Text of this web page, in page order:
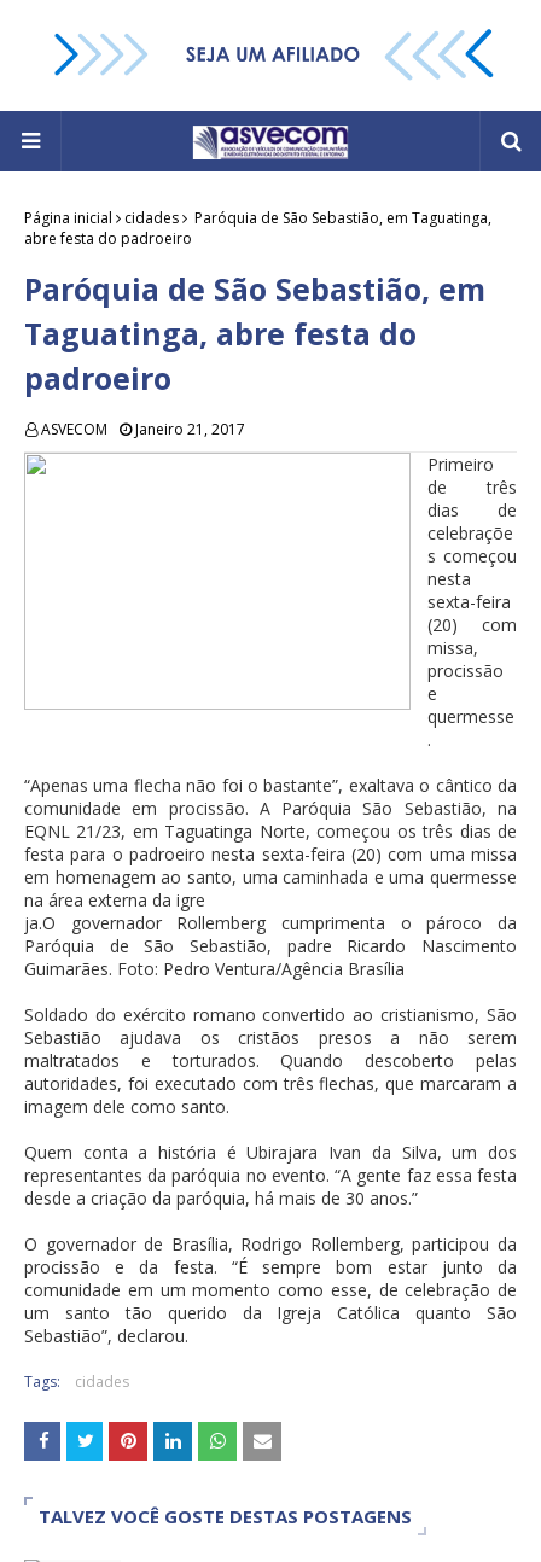
Página inicial cidades
Paróquia de São Sebastião, em Taguatinga,
abre festa do padroeiro
Paróquia de São Sebastião, em
Taguatinga, abre festa do
padroeiro
ASVECOM Janeiro 21, 2017
Primeiro
de três
dias de
celebraçõe
s começou
nesta
sexta-feira
(20) com
missa,
procissão
e
quermesse
.
“Apenas uma flecha não foi o bastante”, exaltava o cântico da
comunidade em procissão. A Paróquia São Sebastião, na
EQNL 21/23, em Taguatinga Norte, começou os três dias de
festa para o padroeiro nesta sexta-feira (20) com uma missa
em homenagem ao santo, uma caminhada e uma quermesse
na área externa da igre
ja.O governador Rollemberg cumprimenta o pároco da
Paróquia de São Sebastião, padre Ricardo Nascimento
Guimarães. Foto: Pedro Ventura/Agência Brasília
Soldado do exército romano convertido ao cristianismo, São
Sebastião ajudava os cristãos presos a não serem
maltratados e torturados. Quando descoberto pelas
autoridades, foi executado com três flechas, que marcaram a
imagem dele como santo.
Quem conta a história é Ubirajara Ivan da Silva, um dos
representantes da paróquia no evento. “A gente faz essa festa
desde a criação da paróquia, há mais de 30 anos.”
O governador de Brasília, Rodrigo Rollemberg, participou da
procissão e da festa. “É sempre bom estar junto da
comunidade em um momento como esse, de celebração de
um santo tão querido da Igreja Católica quanto São
Sebastião”, declarou.
Tags: cidades
TALVEZ VOCÊ GOSTE DESTAS POSTAGENS